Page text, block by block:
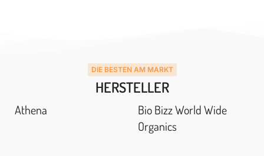
DIE BESTEN AM MARKT
HERSTELLER
Athena
Bio Bizz World Wide
Organics